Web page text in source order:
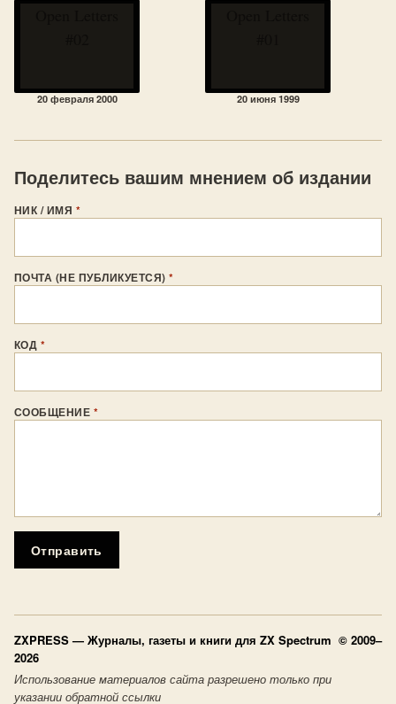
20 февраля 2000 20 июня 1999
Поделитесь вашим мнением об издании
НИК / ИМЯ *
ПОЧТА (НЕ ПУБЛИКУЕТСЯ)*
КОД *
СООБЩЕНИЕ *
Отправить
ZXPRESS — Журналы, газеты и книги для ZX Spectrum © 2009–
2026
Использование материалов сайта разрешено только при
указании обратной ссылки